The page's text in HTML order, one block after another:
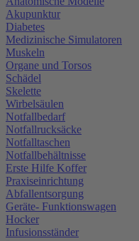
Akupunktur
Diabetes
Medizinische Simulatoren
Muskeln
Organe und Torsos
Schädel
Skelette
Wirbelsäulen
Notfallbedarf
Notfallrucksäcke
Notfalltaschen
Notfallbehältnisse
Erste Hilfe Koffer
Praxiseinrichtung
Abfallentsorgung
Geräte- Funktionswagen
Hocker
Infusionsständer